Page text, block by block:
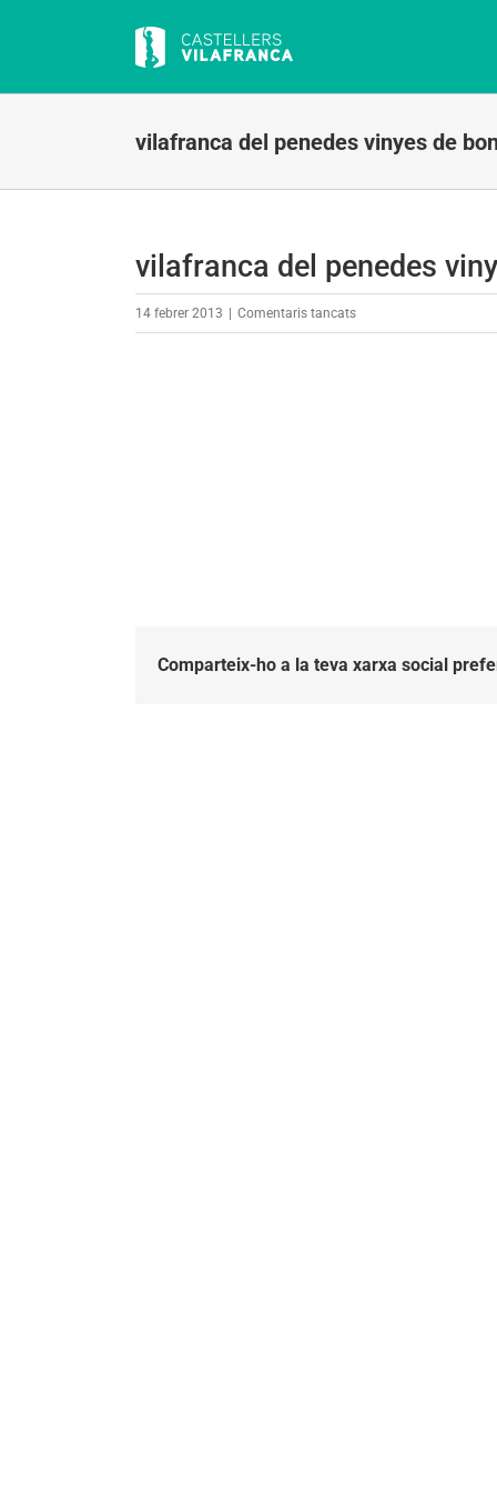
vilafranca del penedes vinyes de
vilafranca del penedes
14 febrer 2013 Comentaris tancatsa
Comparteix-ho a la teva xarxa social